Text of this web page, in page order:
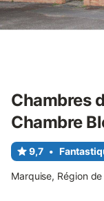
Chambres
Chambre
9,7 •
Marquise, Région